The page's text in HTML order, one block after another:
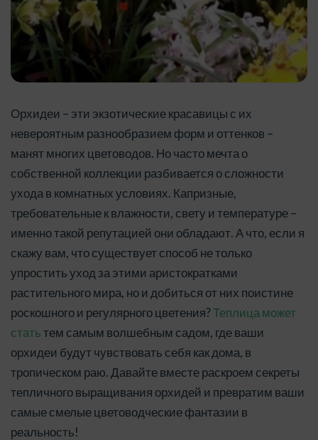
Орхидеи – эти экзотические красавицы с их
невероятным разнообразием форм и оттенков –
манят многих цветоводов. Но часто мечта о
собственной коллекции разбивается о сложности
ухода в комнатных условиях. Капризные,
требовательные к влажности, свету и температуре –
именно такой репутацией они обладают. А что, если я
скажу вам, что существует способ не только
упростить уход за этими аристократками
растительного мира, но и добиться от них поистине
роскошного и регулярного цветения?Теплица может
статьтем самым волшебным садом, где ваши
орхидеи будут чувствовать себя как дома, в
тропическом раю. Давайте вместе раскроем секреты
тепличного выращивания орхидей и превратим ваши
самые смелые цветоводческие фантазии в
реальность!